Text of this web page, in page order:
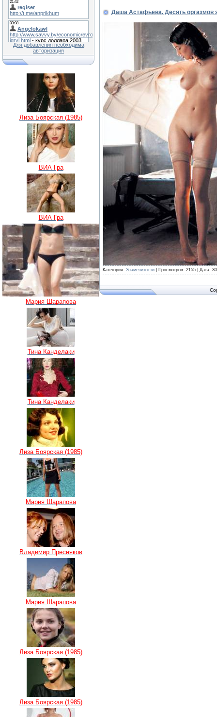
Для добавления необходима
авторизация
Лиза Боярская (1985)
ВИА Гра
ВИА Гра
Мария Шарапова
Тина Канделаки
Тина Канделаки
Лиза Боярская (1985)
Мария Шарапова
Владимир Пресняков
Мария Шарапова
Лиза Боярская (1985)
Лиза Боярская (1985)
Даша Астафьева. Десять оргазмов
Категория: Знаменитости | Просмотров: 2155 | Дата: